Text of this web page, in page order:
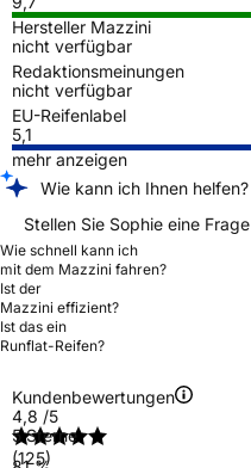
Hersteller Mazzini
nicht verfügbar
Redaktionsmeinungen
nicht verfügbar
EU-Reifenlabel
5,1
mehr anzeigen
Wie kann ich Ihnen helfen?
Stellen Sie Sophie eine Frage
Wie schnell kann ich
mit dem Mazzini fahren?
Ist der
Mazzini effizient?
Ist das ein
Runflat-Reifen?
Kundenbewertungen
4,8 /5
(125)
5 Sterne